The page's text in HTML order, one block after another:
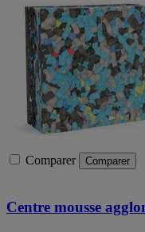
Comparer Comparer
Centre mousse